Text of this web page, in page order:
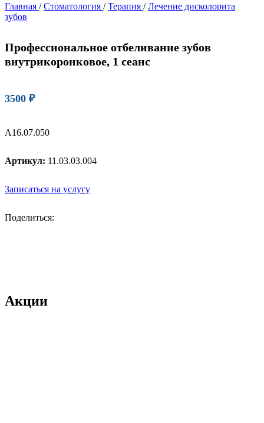
Главная / Стоматология / Терапия / Лечение дисколорита
зубов
Профессиональное отбеливание зубов
внутрикоронковое, 1 сеанс
3500 ₽
А16.07.050
Артикул: 11.03.03.004
Записаться на услугу
Поделиться:
Акции